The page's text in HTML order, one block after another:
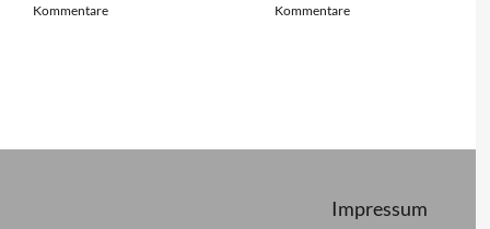
Kommentare
Kommentare
Impressum